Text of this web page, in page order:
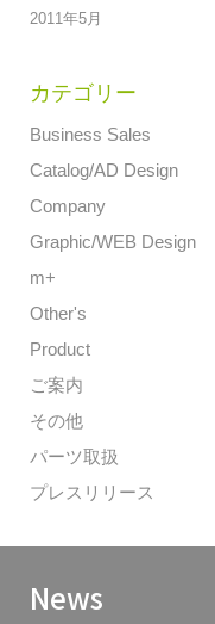
2011年5月
カテゴリー
Business Sales
Catalog/AD Design
Company
Graphic/WEB Design
m+
Other's
Product
ご案内
その他
パーツ取扱
プレスリリース
News